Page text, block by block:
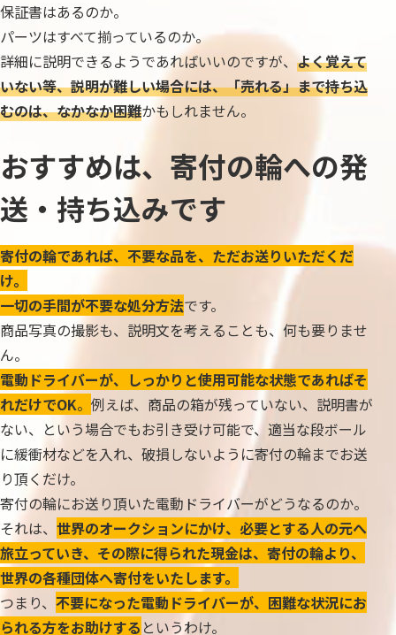
保証書はあるのか。
パーツはすべて揃っているのか。
詳細に説明できるようであればいいのですが、 よく覚えて
いない等、説明が難しい場合には、「売れる」まで持ち込
むのは、なかなか困難かもしれません。
おすすめは、寄付の輪への発
送・持ち込みです
寄付の輪であれば、不要な品を、ただお送りいただくだ
け。
一切の手間が不要な処分方法です。
商品写真の撮影も、説明文を考えることも、何も要りませ
ん。
電動ドライバーが、しっかりと使用可能な状態であればそ
れだけでOK。 例えば、商品の箱が残っていない、説明書が
ない、という場合でもお引き受け可能で、適当な段ボール
に緩衝材などを入れ、破損しないように寄付の輪までお送
り頂くだけ。
寄付の輪にお送り頂いた電動ドライバーがどうなるのか。
それは、 世界のオークションにかけ、必要とする人の元へ
旅立っていき、その際に得られた現金は、寄付の輪より、
世界の各種団体へ寄付をいたします。
つまり、 不要になった電動ドライバーが、困難な状況にお
られる方をお助けする というわけ。